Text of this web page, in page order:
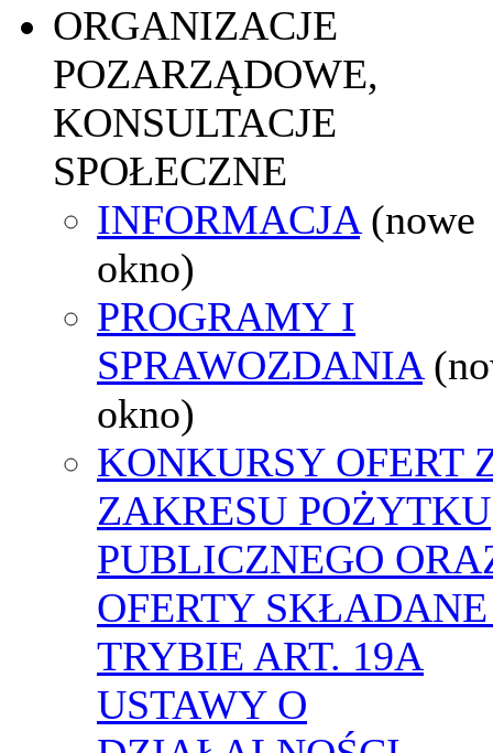
ORGANIZACJE
POZARZĄDOWE,
KONSULTACJE
SPOŁECZNE
INFORMACJA (nowe
okno)
PROGRAMY I
SPRAWOZDANIA
okno)
KONKURSY OFERT
ZAKRESU POŻYTKU
PUBLICZNEGO
OFERTY
TRYBIE ART. 19A
USTAWY O